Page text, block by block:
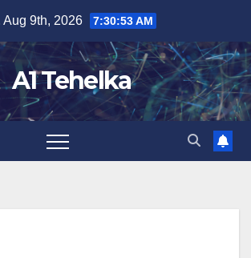
Aug 9th, 2026 7:30:54 AM
A1 Tehelka